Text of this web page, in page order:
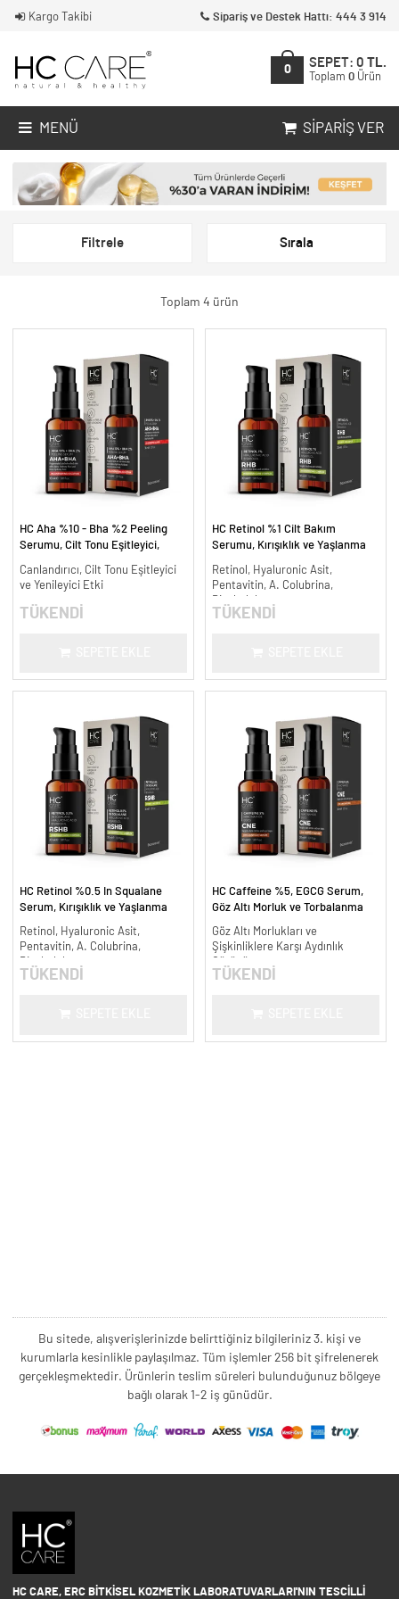
Kargo Takibi Sipariş ve Destek Hattı: 444 3 914
0
SEPET: 0 TL.
Toplam 0 Ürün
MENÜ SIPARIŞ VER
Filtrele Sırala
Toplam 4 ürün
HC Aha %10 - Bha %2 Peeling
Serumu, Cilt Tonu Eşitleyici,
Canlandırıcı, Cilt Tonu Eşitleyici
ve Yenileyici Etki
TÜKENDİ
HC Retinol %1 Cilt Bakım
Serumu, Kırışıklık ve Yaşlanma
Retinol, Hyaluronic Asit,
Pentavitin, A. Colubrina,
Bisabolol
TÜKENDİ
HC Retinol %0.5 In Squalane
Serum, Kırışıklık ve Yaşlanma
Retinol, Hyaluronic Asit,
Pentavitin, A. Colubrina,
TÜKENDİ
HC Caffeine %5, EGCG Serum,
Göz Altı Morluk ve Torbalanma
Göz Altı Morlukları ve
Şişkinliklere Karşı Aydınlık
TÜKENDİ
Bu sitede, alışverişlerinizde belirttiğiniz bilgileriniz 3. kişi ve
kurumlarla kesinlikle paylaşılmaz. Tüm işlemler 256 bit şifrelenerek
gerçekleşmektedir. Ürünlerin teslim süreleri bulunduğunuz bölgeye
bağlı olarak 1-2 iş günüdür.
HC CARE, ERC BITKISEL KOZMETIK LABORATUVARLARI'NIN TESCILLI